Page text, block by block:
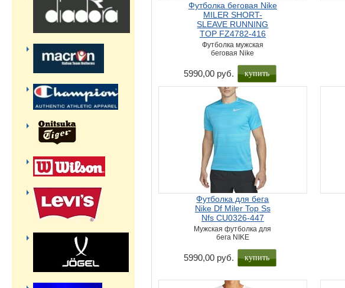
Футболка беговая Nike
MILER SHORT-
SLEAVE RUNNING
TOP FZ4782-416
Футболка мужская
беговая Nike
5990,00 руб. купить
Футболка для бега
Nike Df Miler Top Ss
Nfs CU0326-447
Мужская футболка для
бега NIKE
5990,00 руб. купить